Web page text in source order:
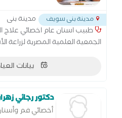
تركيبات اسنان،
زراعةمدينة بنى سويف
مدينة بنى
طبيب اسنان عام اخصائي علاج
الجمعية العلمية المصرية لزراعة
بيانات
دكتور رجائي
أخصائي فم